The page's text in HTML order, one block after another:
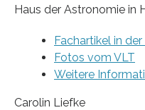
Haus der Astronomie in
Fachartikel in
Fotos vom VLT
Weitere
Carolin Liefke